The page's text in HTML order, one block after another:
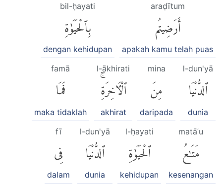
araḍītum
أَرَضِيتُم
apakah kamu telah puas
bil-ḥayati
بِٱلْحَيَوٰةِ
dengan kehidupan
l-dun'yā
ٱلدُّنْيَا
dunia
mina
مِنَ
daripada
l-ākhirati
ٱلْءَاخِرَةِۚ
akhirat
famā
فَمَا
maka tidaklah
matāʿu
مَتَٰعُ
kesenangan
l-ḥayati
ٱلْحَيَوٰةِ
kehidupan
l-dun'yā
ٱلدُّنْيَا
dunia
fī
فِى
dalam